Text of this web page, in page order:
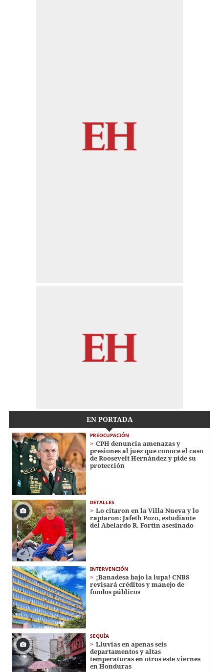
EN PORTADA
PREOCUPACIÓN
CPH denuncia amenazas y
presiones al juez que conoce el caso
de Roosevelt Hernández y pide su
protección
DETALLES
Lo citaron en la Villa Nueva y lo
raptaron: Jafeth Pozo, estudiante
del Abelardo R. Fortín asesinado
INTERVENCIÓN
¡Banadesa bajo la lupa! CNBS
revisará créditos y manejo de
fondos públicos
SEQUÍA
Lluvias en apenas seis
departamentos y altas
temperaturas en otros este viernes
en Honduras